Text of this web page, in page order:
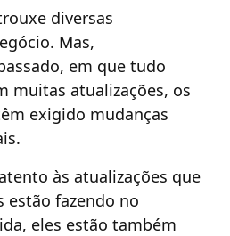
diversas
Mas,
em que tudo
muitas atualizações, os
exigido mudanças
às atualizações que
estão fazendo no
eles estão também